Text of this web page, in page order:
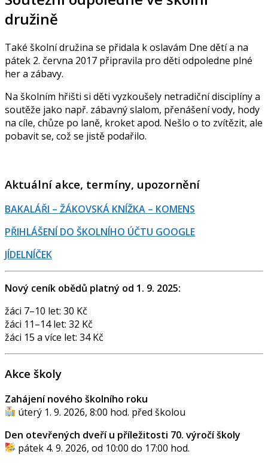
družině
Také školní družina se přidala k oslavám Dne dětí a na
pátek 2. června 2017 připravila pro děti odpoledne plné
her a zábavy.
Na školním hřišti si děti vyzkoušely netradiční disciplíny a
soutěže jako např. zábavný slalom, přenášení vody, hody
na cíle, chůze po laně, kroket apod. Nešlo o to zvítězit, ale
pobavit se, což se jistě podařilo.
Aktuální akce, termíny, upozornění
BAKALÁŘI – ŽÁKOVSKÁ KNÍŽKA – KOMENS
PŘIHLÁŠENÍ DO ŠKOLNÍHO ÚČTU GOOGLE
JÍDELNÍČEK
Nový ceník obědů platný od 1. 9. 2025:
žáci 7–10 let: 30 Kč
žáci 11–14 let: 32 Kč
žáci 15 a více let: 34 Kč
Akce školy
Zahájení nového školního roku
úterý 1. 9. 2026, 8:00 hod. před školou
Den otevřených dveří u příležitosti 70. výročí školy
pátek 4. 9. 2026, od 10:00 do 17:00 hod.